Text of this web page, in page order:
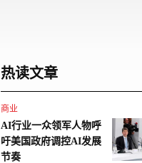
热读文章
商业
AI行业一众领军人物呼
吁美国政府调控AI发展
节奏